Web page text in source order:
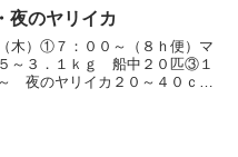
夜のヤリイカ
木）①７：００～（８ｈ便）マ
～３．１ｋｇ 船中２０匹③１
夜のヤリイカ２０～４０ｃ